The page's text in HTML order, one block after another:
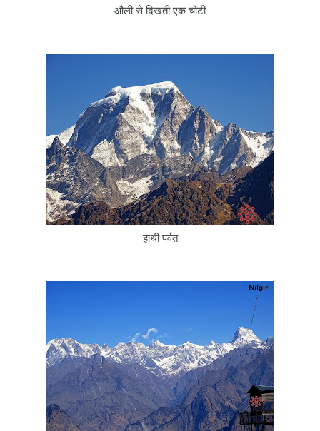
औली से दिखती एक चोटी
हाथी पर्वत